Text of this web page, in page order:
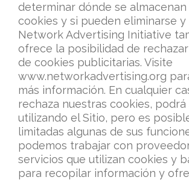
determinar dónde se
cookies y si pueden eliminarse y
Network Advertising Initiative
ofrece la posibilidad de
de cookies publicitarias. Visite
www.networkadvertising.org
más información. En cualquier
rechaza nuestras cookies, podrá
utilizando el Sitio, pero es
limitadas algunas de sus
podemos trabajar con
servicios que utilizan cookies y
para recopilar información y